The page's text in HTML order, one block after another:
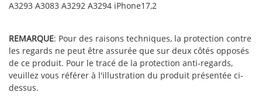
A3293 A3083 A3292 A3294 iPhone17,2
REMARQUE: Pour des raisons techniques, la protection contre
les regards ne peut être assurée que sur deux côtés opposés
de ce produit. Pour le tracé de la protection anti-regards,
veuillez vous référer à l'illustration du produit présentée ci-
dessus.